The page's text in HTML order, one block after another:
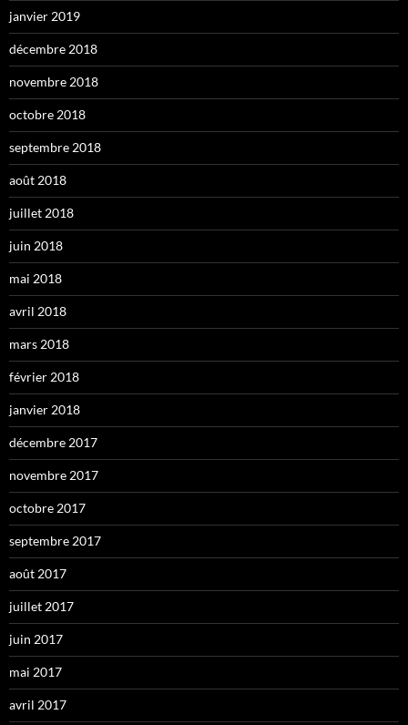
janvier 2019
décembre 2018
novembre 2018
octobre 2018
septembre 2018
août 2018
juillet 2018
juin 2018
mai 2018
avril 2018
mars 2018
février 2018
janvier 2018
décembre 2017
novembre 2017
octobre 2017
septembre 2017
août 2017
juillet 2017
juin 2017
mai 2017
avril 2017